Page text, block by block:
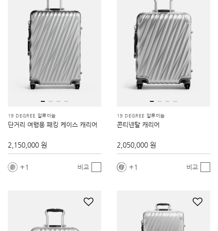
19 DEGREE 알루미늄
단거리 여행용 패킹 케이스 캐리어
2,150,000 원
1 비교
19 DEGREE 알루미늄
콘티넨탈 캐리어
2,050,000 원
1 비교